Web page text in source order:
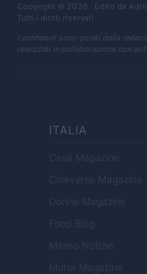
Copyright © 2026 · Edito da
Tutti i diritti riservati
I contenuti sono curati dalla
realizzati in collaborazione con
ITALIA
Casa Magazine
Cineverse Magazine
Donne Magazine
Food Blog
Milano Notizie
Motor Magazine